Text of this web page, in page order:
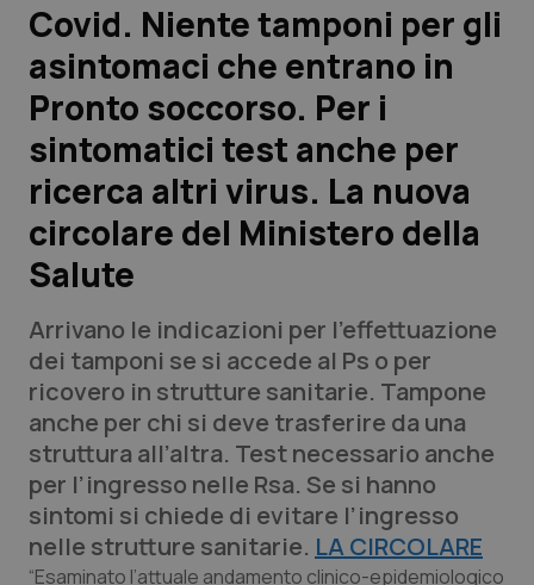
Scienza e Farmaci
Studi e Analisi
Lettere al direttore
Edizioni Regionali
QS Pro
Professionisti Sanitari.AI
Abruzzo
Basilicata
Calabria
QS Pro Gold
Artrite & artrosi
Asma & BPCO
QS Club Newsletter
Covid. Niente tamponi per gli
asintomaci che entrano in
Pronto soccorso. Per i
sintomatici test anche per
ricerca altri virus. La nuova
circolare del Ministero della
Salute
Arrivano le indicazioni per l’effettuazione
dei tamponi se si accede al Ps o per
ricovero in strutture sanitarie. Tampone
anche per chi si deve trasferire da una
struttura all’altra. Test necessario anche
per l’ingresso nelle Rsa. Se si hanno
sintomi si chiede di evitare l’ingresso
nelle strutture sanitarie. LA CIRCOLARE
“Esaminato l’attuale andamento clinico-epidemiologico